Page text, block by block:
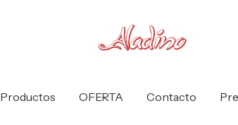
Productos OFERTA Contacto